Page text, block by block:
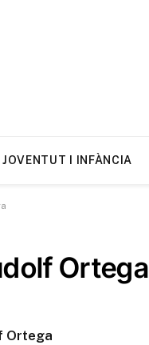
JOVENTUT I INFÀNCIA
Ortega
Ortega